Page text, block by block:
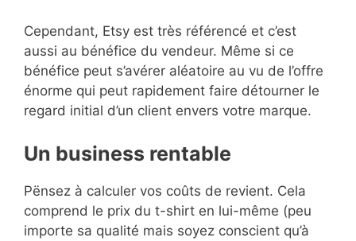
Cependant, Etsy est très référencé et c’est
aussi au bénéfice du vendeur. Même si ce
bénéfice peut s’avérer aléatoire au vu de l’offre
énorme qui peut rapidement faire détourner le
regard initial d’un client envers votre marque.
Un business rentable
Pënsez à calculer vos coûts de revient. Cela
comprend le prix du t-shirt en lui-même (peu
importe sa qualité mais soyez conscient qu’à